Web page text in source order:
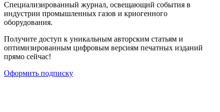
Cпециализированный журнал, освещающий события в
индустрии промышленных газов и криогенного
оборудования.
Получите доступ к уникальным авторским статьям и
оптимизированным цифровым версиям печатных изданий
прямо сейчас!
Оформить подписку